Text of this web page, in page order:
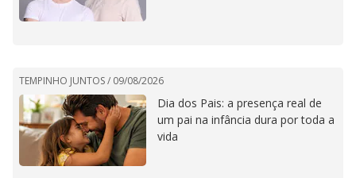
TEMPINHO JUNTOS / 09/08/2026
Dia dos Pais: a presença real de
um pai na infância dura por toda a
vida